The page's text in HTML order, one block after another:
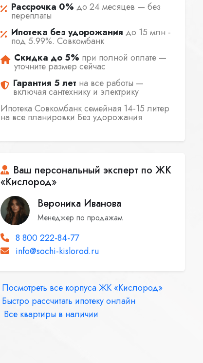
Рассрочка 0% до 24 месяцев — без
переплаты
Ипотека без удорожания до 15 млн -
под 5.99%. Совкомбанк
Скидка до 5% при полной оплате —
уточните размер сейчас
Гарантия 5 лет на все работы —
включая сантехнику и электрику
Ипотека Совкомбанк семейная 14-15 литер
на все планировки Без удорожания
Ваш персональный эксперт по ЖК
«Кислород»
Вероника Иванова
Менеджер по продажам
8 800 222-84-77
info@sochi-kislorod.ru
Посмотреть все корпуса ЖК «Кислород»
Быстро рассчитать ипотеку онлайн
Все квартиры в наличии